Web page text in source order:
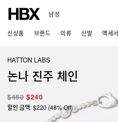
남성
신상품 브랜드 의류 신발 액세
HATTON LABS
논나 진주 체인
$460 $240
할인 금액: $220 (48% Off)